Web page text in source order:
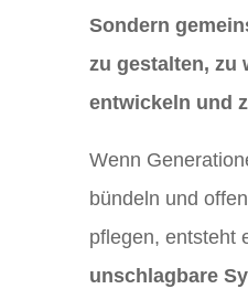
Sondern
zu gestalten, zu
entwickeln und
Wenn
bündeln und
pflegen, entsteht
unschlagbare